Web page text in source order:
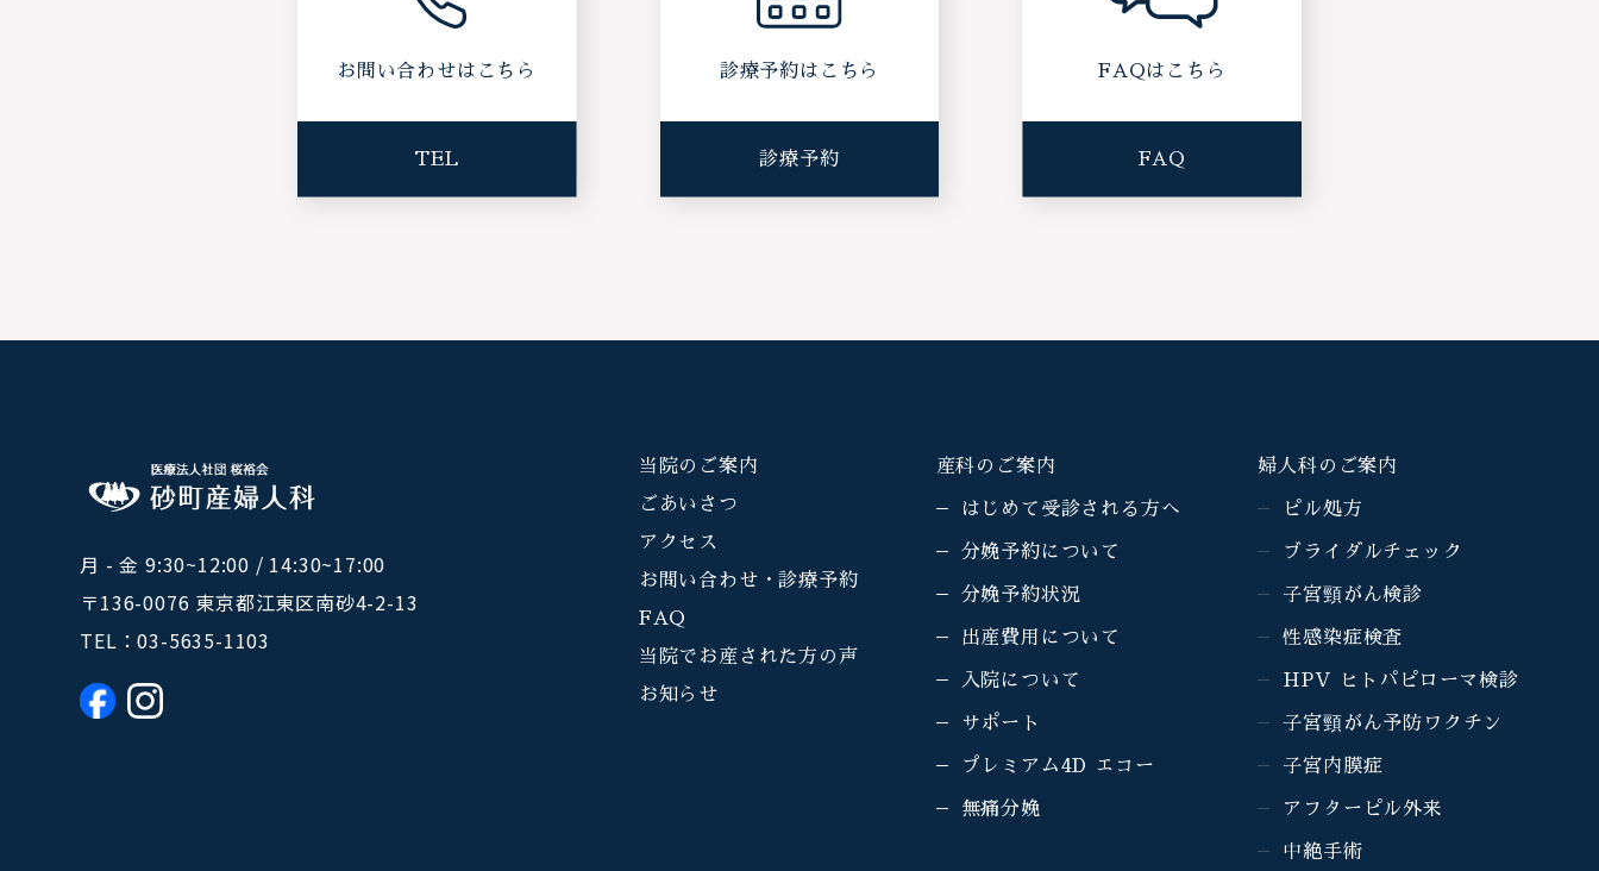
お問い合わせはこちら
TEL
診療予約はこちら
診療予約
FAQはこちら
FAQ
月 - 金 9:30~12:00 / 14:30~17:00
〒136-0076 東京都江東区南砂4-2-13
TEL：03-5635-1103
当院のご案内
ごあいさつ
アクセス
お問い合わせ・診療予約
FAQ
当院でお産された方の声
お知らせ
産科のご案内
はじめて受診される方へ
分娩予約について
分娩予約状況
出産費用について
入院について
サポート
プレミアム4D エコー
無痛分娩
婦人科のご案内
ピル処方
ブライダルチェック
子宮頸がん検診
性感染症検査
HPV ヒトパピローマ検診
子宮頸がん予防ワクチン
子宮内膜症
アフターピル外来
中絶手術